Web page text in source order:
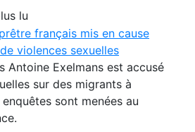
lu
français mis en cause
violences sexuelles
Antoine Exelmans est accusé
sur des migrants à
sont menées au